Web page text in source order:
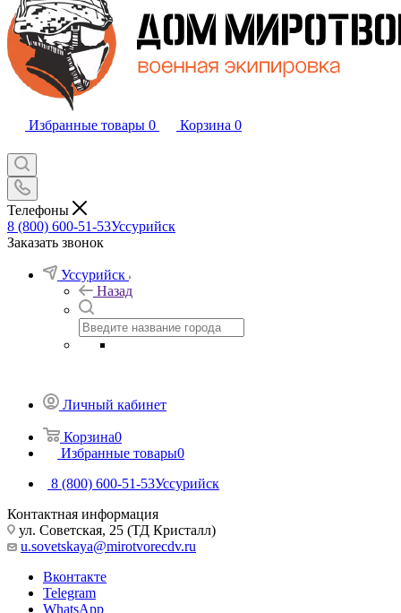
Избранные товары 0 Корзина 0
Телефоны
8 (800) 600-51-53Уссурийск
Заказать звонок
Уссурийск
Назад
Личный кабинет
Корзина0
Избранные товары0
8 (800) 600-51-53Уссурийск
Контактная информация
ул. Советская, 25 (ТД Кристалл)
u.sovetskaya@mirotvorecdv.ru
Вконтакте
Telegram
WhatsApp